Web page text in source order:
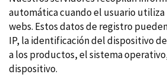
automática cuando el usuario utiliza
webs. Estos datos de registro
IP, la identificación del dispositivo
a los productos, el sistema
dispositivo.